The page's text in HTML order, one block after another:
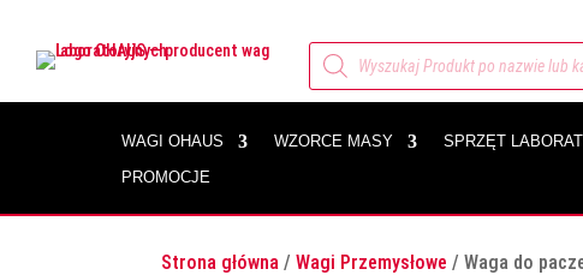
Wyszukiwarka
produktów
WAGI OHAUS WZORCE MASY SPRZĘT
PROMOCJE
Strona główna /Wagi Przemysłowe / Waga do